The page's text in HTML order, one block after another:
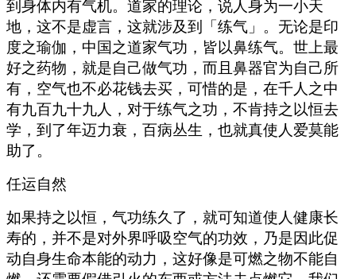
到身体内有气机。道家的理论，说人身为一小天
地，这不是虚言，这就涉及到「练气」。无论是印
度之瑜伽，中国之道家气功，皆以鼻练气。世上最
好之药物，就是自己做气功，而且鼻器官为自己所
有，空气也不必花钱去买，可惜的是，在千人之中
有九百九十九人，对于练气之功，不肯持之以恒去
学，到了年迈力衰，百病丛生，也就真使人爱莫能
助了。
任运自然
如果持之以恒，气功练久了，就可知道使人健康长
寿的，并不是对外界呼吸空气的功效，乃是因此促
动自身生命本能的动力，这好像是可燃之物不能自